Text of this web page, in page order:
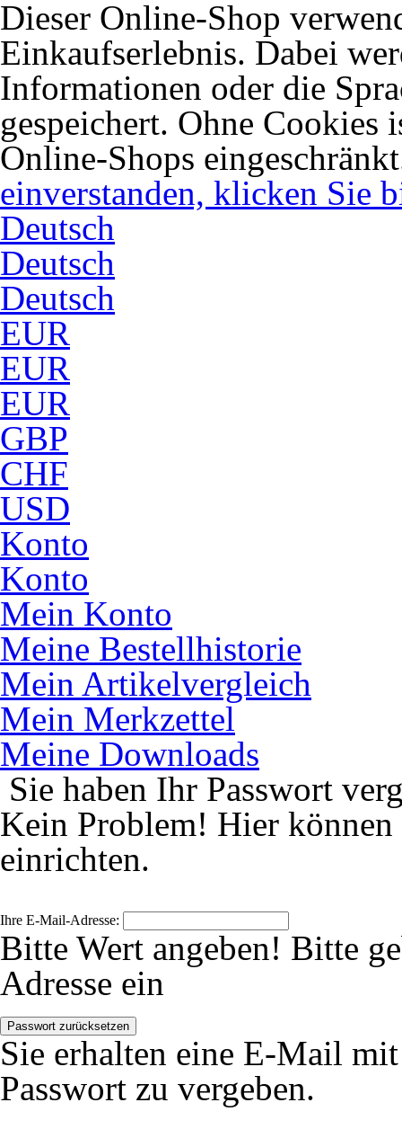
Dieser Online-Shop
Einkaufserlebnis. Dabei
Informationen oder die
gespeichert. Ohne Cookies
Online-Shops
einverstanden, klicken Sie
Deutsch
Deutsch
Deutsch
EUR
EUR
EUR
GBP
CHF
USD
Konto
Konto
Mein Konto
Meine Bestellhistorie
Mein Artikelvergleich
Mein Merkzettel
Meine Downloads
Sie haben Ihr Passwort
Kein Problem! Hier können
einrichten.
Ihre E-Mail-Adresse:
Bitte Wert angeben! Bitte
Adresse ein
Passwort zurücksetzen
Sie erhalten eine E-Mail
Passwort zu vergeben.